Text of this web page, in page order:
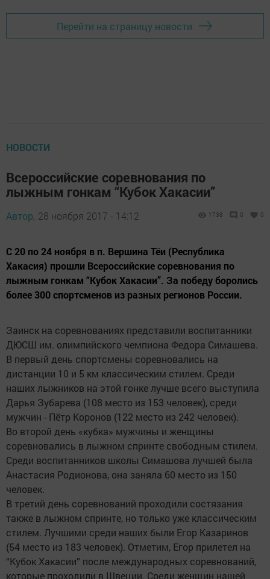
Перейти на страницу новости
НОВОСТИ
Всероссийские соревнования по
лыжным гонкам “Кубок Хакасии”
Автор, 28 ноября 2017 - 14:12 1738 0 0
С 20 по 24 ноября в п. Вершина Тёи (Республика
Хакасия) прошли Всероссийские соревнования по
лыжным гонкам “Кубок Хакасии”. За победу боролись
более 300 спортсменов из разных регионов России.
Заинск на соревнованиях представили воспитанники
ДЮСШ им. олимпийского чемпиона Федора Симашева.
В первый день спортсмены соревновались на
дистанции 10 и 5 км классическим стилем. Среди
наших лыжников на этой гонке лучше всего выступила
Дарья Зубарева (108 место из 153 человек), среди
мужчин - Пётр Коронов (122 место из 242 человек).
Во второй день «кубка» мужчины и женщины
соревновались в лыжном спринте свободным стилем.
Среди воспитанников школы Симашова лучшей была
Анастасия Родионова, она заняла 60 место из 150
человек.
В третий день соревнований проходили состязания
также в лыжном спринте, но только уже классическим
стилем. Лучшими среди наших были Егор Казаринов
(54 место из 183 человек). Отметим, Егор прилетел на
“Кубок Хакасии” после международных соревнований,
которые проходили в Швеции. Среди женщин нашей